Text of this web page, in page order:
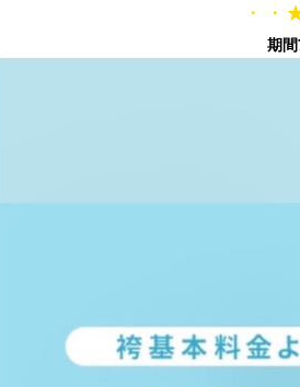
・・
期